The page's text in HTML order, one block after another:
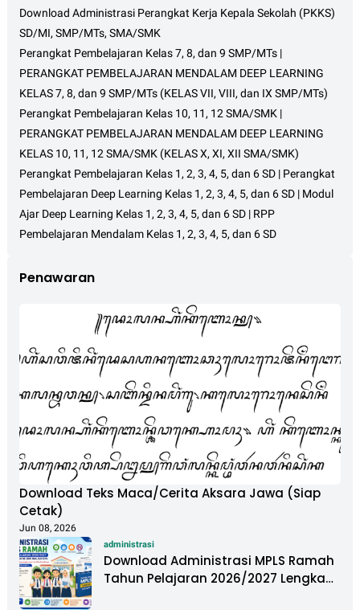
Download Administrasi Perangkat Kerja Kepala Sekolah (PKKS)
SD/MI, SMP/MTs, SMA/SMK
Perangkat Pembelajaran Kelas 7, 8, dan 9 SMP/MTs |
PERANGKAT PEMBELAJARAN MENDALAM DEEP LEARNING
KELAS 7, 8, dan 9 SMP/MTs (KELAS VII, VIII, dan IX SMP/MTs)
Perangkat Pembelajaran Kelas 10, 11, 12 SMA/SMK |
PERANGKAT PEMBELAJARAN MENDALAM DEEP LEARNING
KELAS 10, 11, 12 SMA/SMK (KELAS X, XI, XII SMA/SMK)
Perangkat Pembelajaran Kelas 1, 2, 3, 4, 5, dan 6 SD | Perangkat
Pembelajaran Deep Learning Kelas 1, 2, 3, 4, 5, dan 6 SD | Modul
Ajar Deep Learning Kelas 1, 2, 3, 4, 5, dan 6 SD | RPP
Pembelajaran Mendalam Kelas 1, 2, 3, 4, 5, dan 6 SD
Penawaran
Download Teks Maca/Cerita Aksara Jawa (Siap
Cetak)
Jun 08, 2026
administrasi
Download Administrasi MPLS Ramah
Tahun Pelajaran 2026/2027 Lengkap